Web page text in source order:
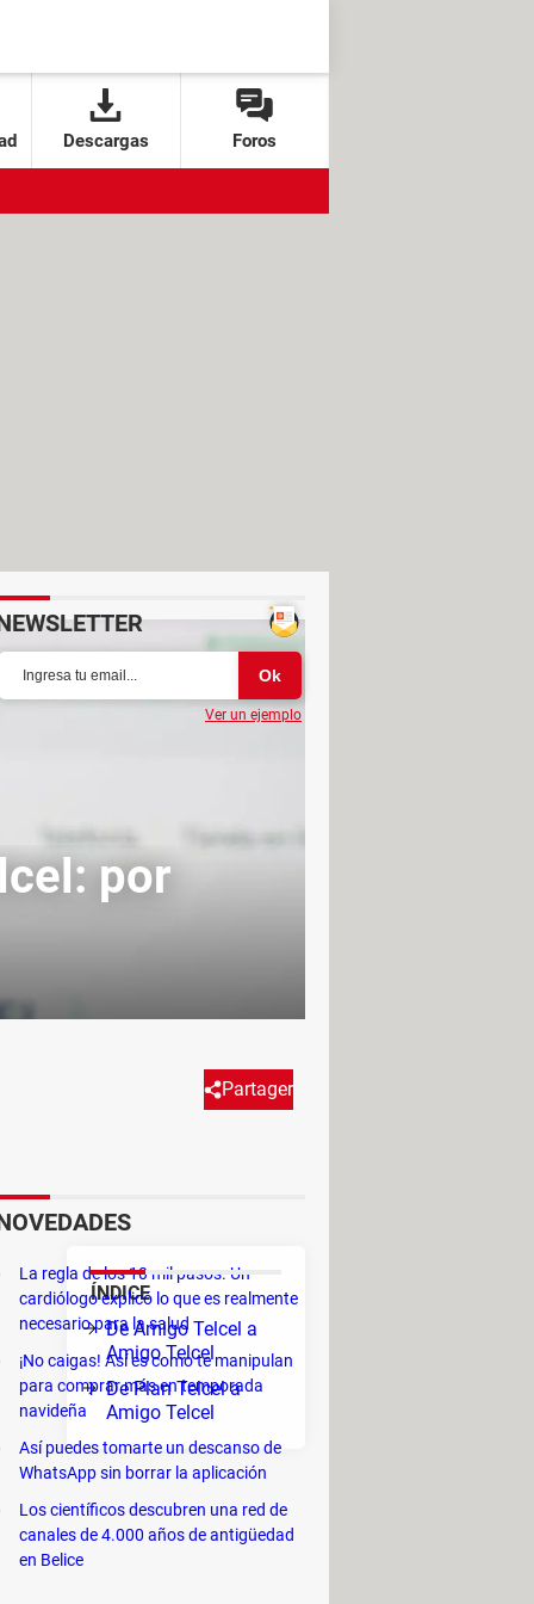
Descargas Foros
por
Partager
o amigos con parte de
tu saldo en Telcel.
ÍNDICE
De Amigo Telcel a
Amigo Telcel
De Plan Telcel a
Amigo Telcel
deja unespacio. Después
Ver un ejemplo
La regla de los 10 mil pasos. Un
cardiólogo explicó lo que es realmente
necesario para la salud
¡No caigas! Así es como te manipulan
para comprar más en temporada
navideña
Así puedes tomarte un descanso de
WhatsApp sin borrar la aplicación
Los científicos descubren una red de
canales de 4.000 años de antigüedad
en Belice